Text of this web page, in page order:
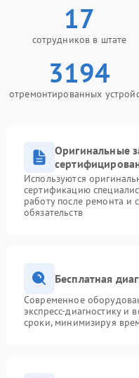
17
сотрудников в штате
3194
отремонтированных
Оригинальные
Используются
сертификацию
работу после ремонта и
обязательств
Бесплатная
Современное
экспресс-диагностику и
сроки, минимизируя